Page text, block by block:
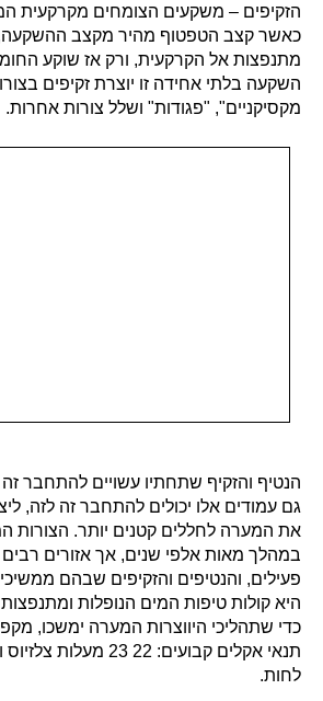
הזקיפים – משקעים הצומחים מקרקעית
כאשר קצב הטפטוף מהיר מקצב ההשקעה,
מתנפצות אל הקרקעית, ורק אז שוקע
השקעה בלתי אחידה זו יוצרת זקיפים
מקסיקניים", "פגודות" ושלל צורות אחרות.
הנטיף והזקיף שתחתיו עשויים להתחבר זה
גם עמודים אלו יכולים להתחבר זה לזה,
את המערה לחללים קטנים יותר. הצורות
במהלך מאות אלפי שנים, אך אזורים רבים
פעילים, והנטיפים והזקיפים שבהם
היא קולות טיפות המים הנופלות
כדי שתהליכי היווצרות המערה ימשכו,
לחות.